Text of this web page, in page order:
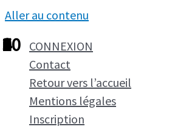
Aller au contenu
CONNEXION
Contact
Retour vers l’accueil
Mentions légales
Inscription
1
2
3
4
5
6
7
8
9
10